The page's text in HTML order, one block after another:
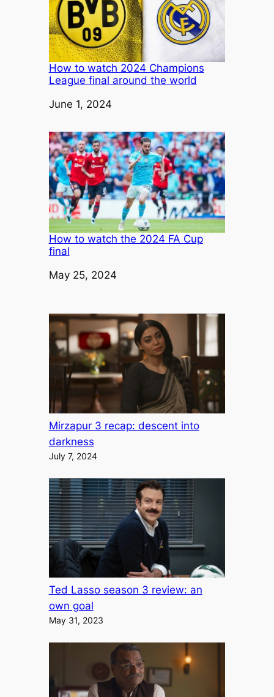
How to watch 2024 Champions
League final around the world
Date
June 1, 2024
How to watch the 2024 FA Cup
final
Date
May 25, 2024
Mirzapur 3 recap: descent into
darkness
July 7, 2024
Ted Lasso season 3 review: an
own goal
May 31, 2023